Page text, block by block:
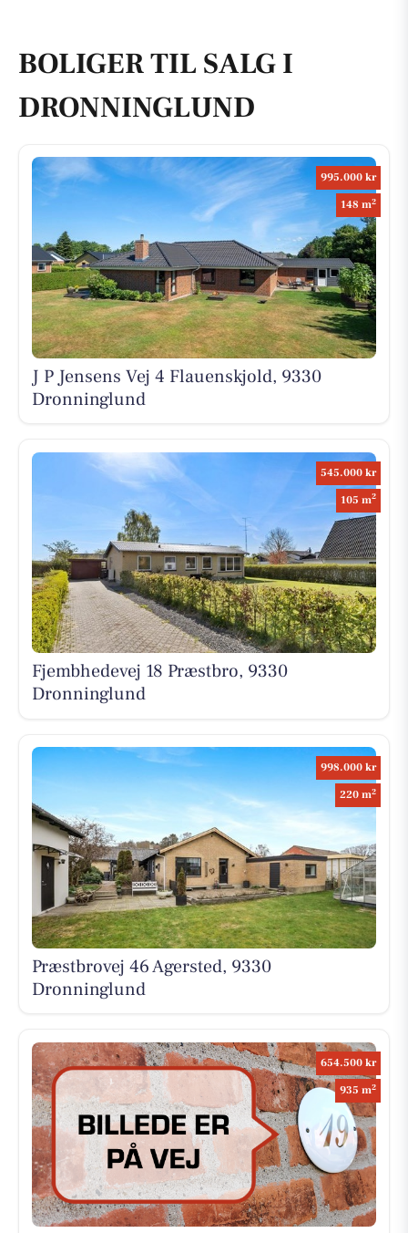
BOLIGER TIL SALG I
DRONNINGLUND
995.000 kr
148 m2
J P Jensens Vej 4 Flauenskjold, 9330
Dronninglund
545.000 kr
105 m2
Fjembhedevej 18 Præstbro, 9330
Dronninglund
998.000 kr
220 m2
Præstbrovej 46 Agersted, 9330
Dronninglund
654.500 kr
935 m2